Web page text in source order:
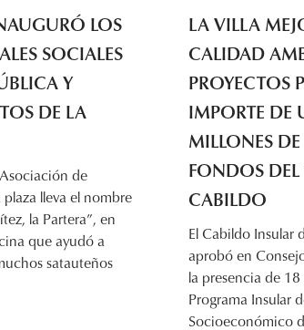
LOS
SOCIALES
Y
DE LA
de
lleva el nombre
la Partera”, en
que ayudó a
satauteños
LA VILLA
CALIDAD
PROYECTOS
IMPORTE DE
MILLONES
FONDOS DEL
CABILDO
El Cabildo Insular
aprobó en
la presencia de
Programa Insular
Socioeconómico